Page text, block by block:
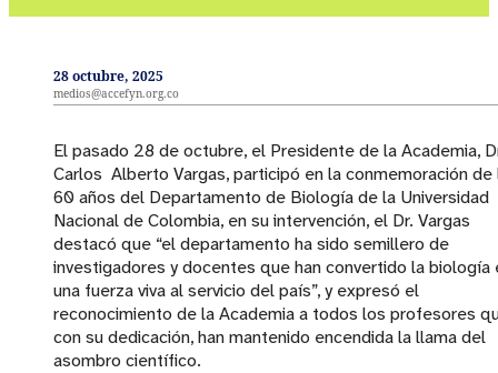
28 octubre, 2025
medios@accefyn.org.co
El pasado 28 de octubre, el Presidente de la Academia,
Carlos Alberto Vargas, participó en la conmemoración de
60 años del Departamento de Biología de la Universidad
Nacional de Colombia, en su intervención, el Dr. Vargas
destacó que “el departamento ha sido semillero de
investigadores y docentes que han convertido la biología
una fuerza viva al servicio del país”, y expresó el
reconocimiento de la Academia a todos los profesores
con su dedicación, han mantenido encendida la llama del
asombro científico.